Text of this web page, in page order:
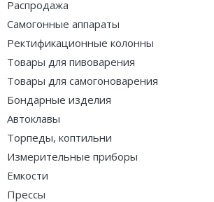
Распродажа
Самогонные аппараты
Ректификационные колонны
Товары для пивоварения
Товары для самогоноварения
Бондарные изделия
Автоклавы
Торпеды, коптильни
Измерительные приборы
Емкости
Прессы